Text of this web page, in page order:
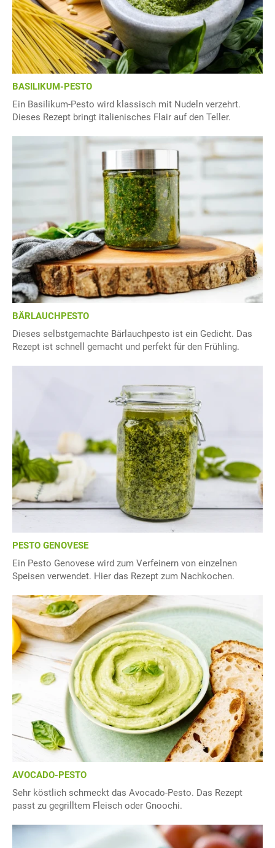
BASILIKUM-PESTO
Ein Basilikum-Pesto wird klassisch mit Nudeln verzehrt.
Dieses Rezept bringt italienisches Flair auf den Teller.
BÄRLAUCHPESTO
Dieses selbstgemachte Bärlauchpesto ist ein Gedicht. Das
Rezept ist schnell gemacht und perfekt für den Frühling.
PESTO GENOVESE
Ein Pesto Genovese wird zum Verfeinern von einzelnen
Speisen verwendet. Hier das Rezept zum Nachkochen.
AVOCADO-PESTO
Sehr köstlich schmeckt das Avocado-Pesto. Das Rezept
passt zu gegrilltem Fleisch oder Gnoochi.